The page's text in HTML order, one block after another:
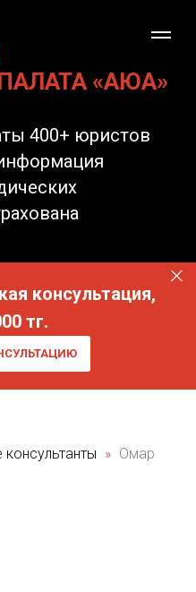
«АЮА»
400+ юристов
консультация,
тг.
Омар